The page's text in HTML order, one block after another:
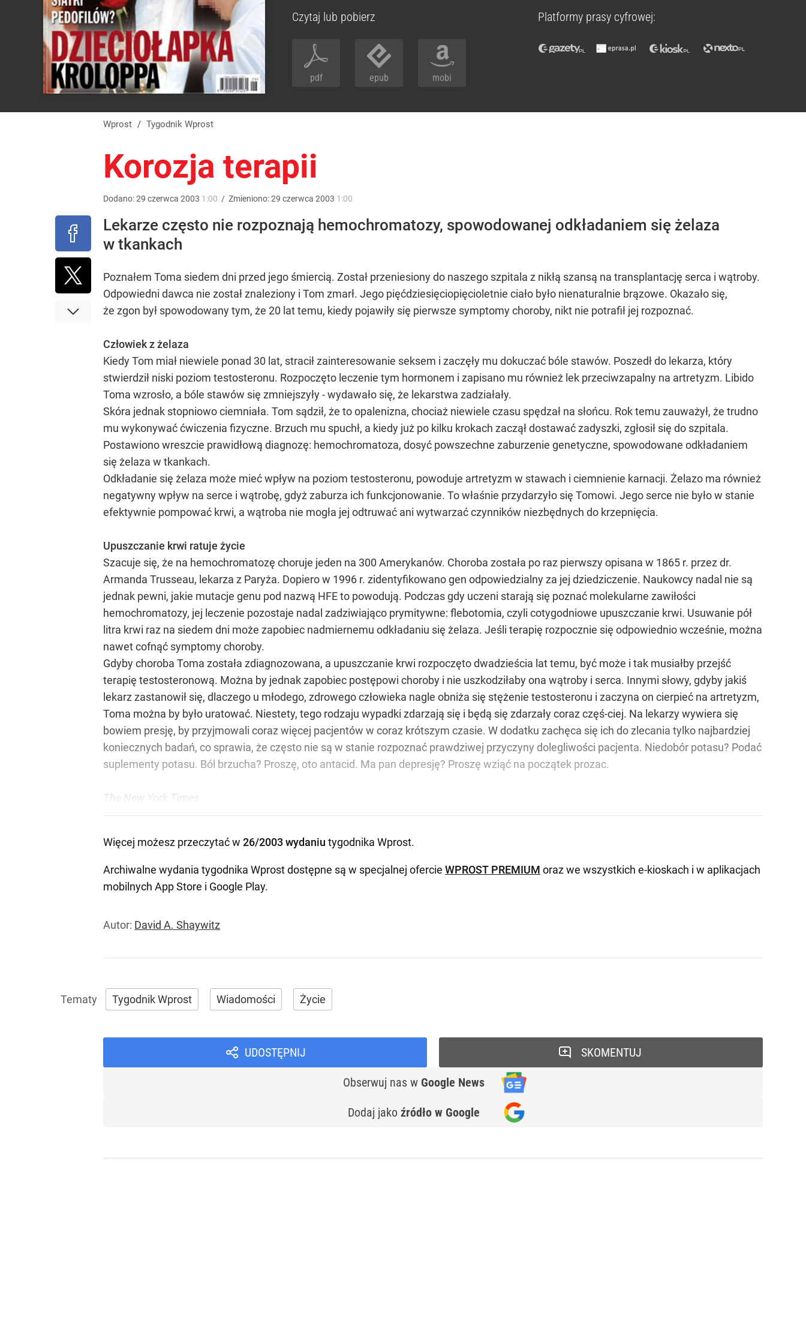
Czytaj lub pobierz
pdf epub mobi
Platformy prasy cyfrowej:
Wprost / Tygodnik Wprost
Korozja terapii
Dodano:29 czerwca 2003 1:00 / Zmieniono:29 czerwca 2003 1:00
Lekarze często nie rozpoznają hemochromatozy, spowodowanej odkładaniem się żelaza
w tkankach
Poznałem Toma siedem dni przed jego śmiercią. Został przeniesiony do naszego szpitala z nikłą szansą na transplantację serca i wątroby.
Odpowiedni dawca nie został znaleziony i Tom zmarł. Jego pięćdziesięciopięcioletnie ciało było nienaturalnie brązowe. Okazało się,
że zgon był spowodowany tym, że 20 lat temu, kiedy pojawiły się pierwsze symptomy choroby, nikt nie potrafił jej rozpoznać.
Człowiek z żelaza
Kiedy Tom miał niewiele ponad 30 lat, stracił zainteresowanie seksem i zaczęły mu dokuczać bóle stawów. Poszedł do lekarza, który
stwierdził niski poziom testosteronu. Rozpoczęto leczenie tym hormonem i zapisano mu również lek przeciwzapalny na artretyzm. Libido
Toma wzrosło, a bóle stawów się zmniejszyły - wydawało się, że lekarstwa zadziałały.
Skóra jednak stopniowo ciemniała. Tom sądził, że to opalenizna, chociaż niewiele czasu spędzał na słońcu. Rok temu zauważył, że trudno
mu wykonywać ćwiczenia fizyczne. Brzuch mu spuchł, a kiedy już po kilku krokach zaczął dostawać zadyszki, zgłosił się do szpitala.
Postawiono wreszcie prawidłową diagnozę: hemochromatoza, dosyć powszechne zaburzenie genetyczne, spowodowane odkładaniem
się żelaza w tkankach.
Odkładanie się żelaza może mieć wpływ na poziom testosteronu, powoduje artretyzm w stawach i ciemnienie karnacji. Żelazo ma również
negatywny wpływ na serce i wątrobę, gdyż zaburza ich funkcjonowanie. To właśnie przydarzyło się Tomowi. Jego serce nie było w stanie
efektywnie pompować krwi, a wątroba nie mogła jej odtruwać ani wytwarzać czynników niezbędnych do krzepnięcia.
Upuszczanie krwi ratuje życie
Szacuje się, że na hemochromatozę choruje jeden na 300 Amerykanów. Choroba została po raz pierwszy opisana w 1865 r. przez dr.
Armanda Trusseau, lekarza z Paryża. Dopiero w 1996 r. zidentyfikowano gen odpowiedzialny za jej dziedziczenie. Naukowcy nadal nie są
jednak pewni, jakie mutacje genu pod nazwą HFE to powodują. Podczas gdy uczeni starają się poznać molekularne zawiłości
hemochromatozy, jej leczenie pozostaje nadal zadziwiająco prymitywne: flebotomia, czyli cotygodniowe upuszczanie krwi. Usuwanie pół
litra krwi raz na siedem dni może zapobiec nadmiernemu odkładaniu się żelaza. Jeśli terapię rozpocznie się odpowiednio wcześnie, można
nawet cofnąć symptomy choroby.
Gdyby choroba Toma została zdiagnozowana, a upuszczanie krwi rozpoczęto dwadzieścia lat temu, być może i tak musiałby przejść
terapię testosteronową. Można by jednak zapobiec postępowi choroby i nie uszkodziłaby ona wątroby i serca. Innymi słowy, gdyby jakiś
lekarz zastanowił się, dlaczego u młodego, zdrowego człowieka nagle obniża się stężenie testosteronu i zaczyna on cierpieć na artretyzm,
Toma można by było uratować. Niestety, tego rodzaju wypadki zdarzają się i będą się zdarzały coraz częś-ciej. Na lekarzy wywiera się
bowiem presję, by przyjmowali coraz więcej pacjentów w coraz krótszym czasie. W dodatku zachęca się ich do zlecania tylko najbardziej
koniecznych badań, co sprawia, że często nie są w stanie rozpoznać prawdziwej przyczyny dolegliwości pacjenta. Niedobór potasu? Podać
suplementy potasu. Ból brzucha? Proszę, oto antacid. Ma pan depresję? Proszę wziąć na początek prozac.
The New York Times
Więcej możesz przeczytać w 26/2003 wydaniu tygodnika Wprost.
Archiwalne wydania tygodnika Wprost dostępne są w specjalnej ofercie WPROST PREMIUM oraz we wszystkich e-kioskach i w aplikacjach
mobilnych App Store i Google Play.
Autor: David A. Shaywitz
Tygodnik Wprost Wiadomości Życie
UDOSTĘPNIJ
Obserwuj nas w Google News
Dodaj jako źródło w Google
SKOMENTUJ